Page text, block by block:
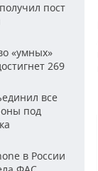
пост
«умных»
269
все
под
в России